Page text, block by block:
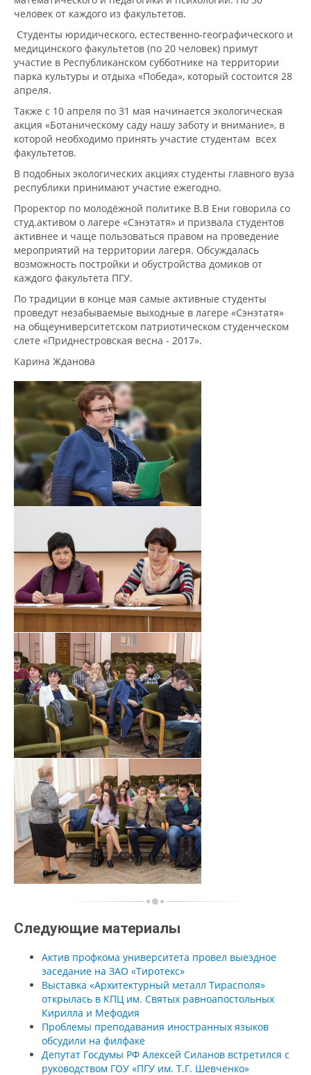
человек от каждого из факультетов.
Студенты юридического, естественно-географического и
медицинского факультетов (по 20 человек) примут
участие в Республиканском субботнике на территории
парка культуры и отдыха «Победа», который состоится 28
апреля.
Также с 10 апреля по 31 мая начинается экологическая
акция «Ботаническому саду нашу заботу и внимание», в
которой необходимо принять участие студентам всех
факультетов.
В подобных экологических акциях студенты главного вуза
республики принимают участие ежегодно.
Проректор по молодёжной политике В.В Ени говорила со
студ.активом о лагере «Сэнэтатя» и призвала студентов
активнее и чаще пользоваться правом на проведение
мероприятий на территории лагеря. Обсуждалась
возможность постройки и обустройства домиков от
каждого факультета ПГУ.
По традиции в конце мая самые активные студенты
проведут незабываемые выходные в лагере «Сэнэтатя»
на общеуниверситетском патриотическом студенческом
слете «Приднестровская весна - 2017».
Карина Жданова
Следующие материалы
Актив профкома университета провел выездное
заседание на ЗАО «Тиротекс»
Выставка «Архитектурный металл Тирасполя»
открылась в КПЦ им. Святых равноапостольных
Кирилла и Мефодия
Проблемы преподавания иностранных языков
обсудили на филфаке
Депутат Госдумы РФ Алексей Силанов встретился с
руководством ГОУ «ПГУ им. Т.Г. Шевченко»